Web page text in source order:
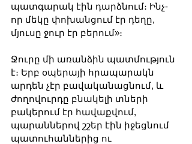
պատգարակ էին դարձնում։ Ինչ-
որ մեկը փոխանցում էր դեղը,
մյուսը ջուր էր բերում»։
Ջուրը մի առանձին պատմություն
է։ Երբ օպերայի հրապարակն
արդեն չէր բավականացնում, և
ժողովուրդը բնակելի տների
բակերում էր հավաքվում,
պարաններով շշեր էին իջեցնում
պատուհաններից ու